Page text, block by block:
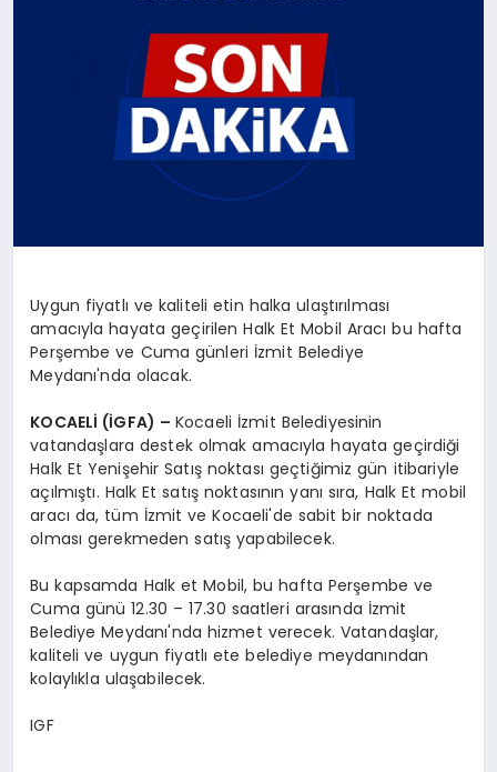
Uygun fiyatlı ve kaliteli etin halka ulaştırılması
amacıyla hayata geçirilen Halk Et Mobil Aracı bu hafta
Perşembe ve Cuma günleri İzmit Belediye
Meydanı'nda olacak.
KOCAELİ (İGFA) –Kocaeli İzmit Belediyesinin
vatandaşlara destek olmak amacıyla hayata geçirdiği
Halk Et Yenişehir Satış noktası geçtiğimiz gün itibariyle
açılmıştı. Halk Et satış noktasının yanı sıra, Halk Et mobil
aracı da, tüm İzmit ve Kocaeli'de sabit bir noktada
olması gerekmeden satış yapabilecek.
Bu kapsamda Halk et Mobil, bu hafta Perşembe ve
Cuma günü 12.30 – 17.30 saatleri arasında İzmit
Belediye Meydanı'nda hizmet verecek. Vatandaşlar,
kaliteli ve uygun fiyatlı ete belediye meydanından
kolaylıkla ulaşabilecek.
IGF